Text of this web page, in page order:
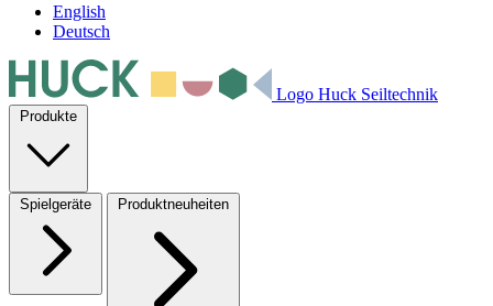
English
Deutsch
Logo Huck Seiltechnik
Produkte
Spielgeräte Produktneuheiten